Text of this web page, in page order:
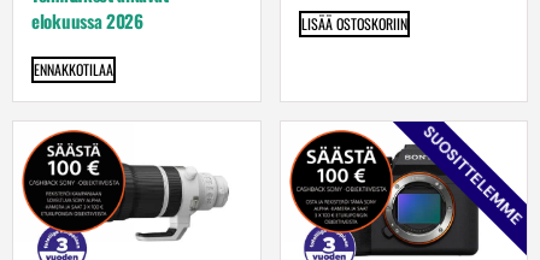
elokuussa 2026
ENNAKKOTILAA
LISÄÄ OSTOSKORIIN
SUOSITTELEMME